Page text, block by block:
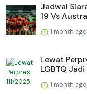
Jadwal
19 Vs
1 month ago
Lewat
LGBTQ
1 month ago